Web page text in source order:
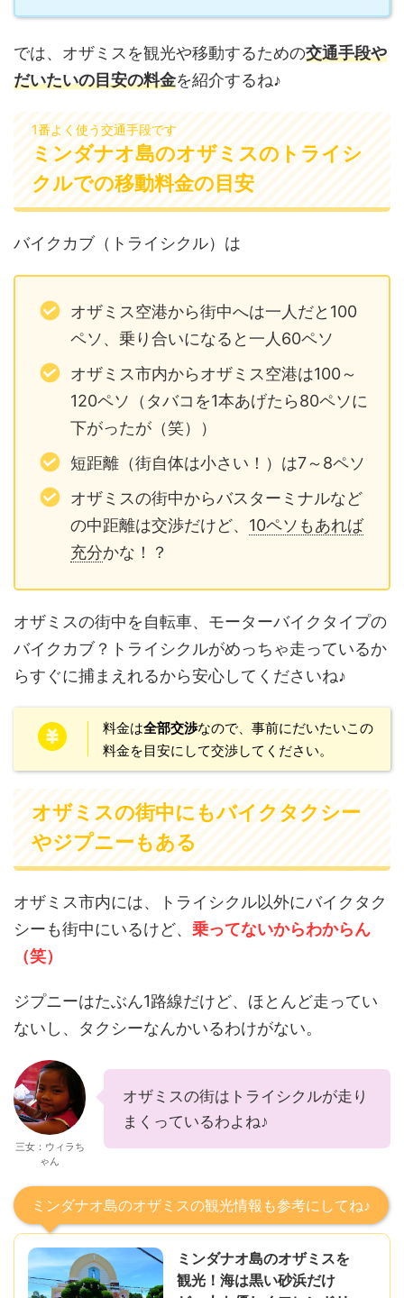
では、オザミスを観光や移動するための交通手段や
だいたいの目安の料金を紹介するね♪
1番よく使う交通手段です
ミンダナオ島のオザミスのトライシ
クルでの移動料金の目安
バイクカブ（トライシクル）は
オザミス空港から街中へは一人だと100
ペソ、乗り合いになると一人60ペソ
オザミス市内からオザミス空港は100～
120ペソ（タバコを1本あげたら80ペソに
下がったが（笑））
短距離（街自体は小さい！）は7～8ペソ
オザミスの街中からバスターミナルなど
の中距離は交渉だけど、 10ペソもあれば
充分かな！？
オザミスの街中を自転車、モーターバイクタイプの
バイクカブ？トライシクルがめっちゃ走っているか
らすぐに捕まえれるから安心してくださいね♪
料金は全部交渉なので、事前にだいたいこの
料金を目安にして交渉してください。
オザミスの街中にもバイクタクシー
やジプニーもある
オザミス市内には、トライシクル以外にバイクタク
シーも街中にいるけど、 乗ってないからわからん
（笑）
ジプニーはたぶん1路線だけど、ほとんど走ってい
ないし、タクシーなんかいるわけがない。
三女：ウィラち
ゃん
オザミスの街はトライシクルが走り
まくっているわよね♪
ミンダナオ島のオザミスの観光情報も参考にしてね♪
ミンダナオ島のオザミスを
観光！海は黒い砂浜だけ